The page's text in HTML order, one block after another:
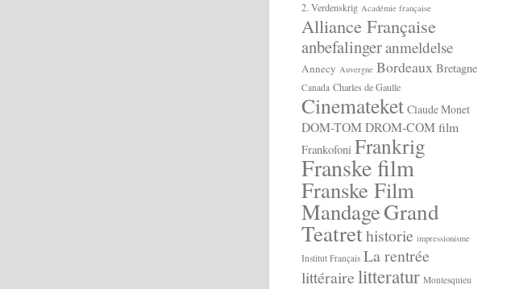
2. Verdenskrig Académie française
Alliance Française
anbefalingeranmeldelse
Annecy Auvergne Bordeaux Bretagne
Canada Charles de Gaulle
Cinemateket Claude Monet
DOM-TOMDROM-COMfilm
Frankofoni Frankrig
Franske film
Franske Film
MandageGrand
Teatrethistorie impressionisme
Institut Français La rentrée
littérairelitteratur Montesquieu